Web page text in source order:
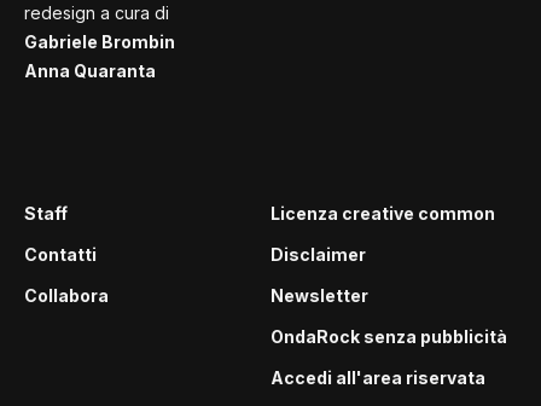
redesign a cura di
Gabriele Brombin
Anna Quaranta
Staff
Contatti
Collabora
Licenza creative common
Disclaimer
Newsletter
OndaRock senza pubblicità
Accedi all'area riservata